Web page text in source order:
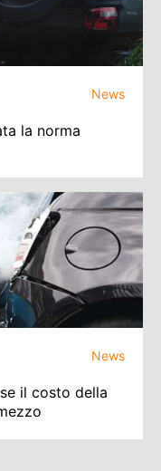
News
la norma
News
il costo della